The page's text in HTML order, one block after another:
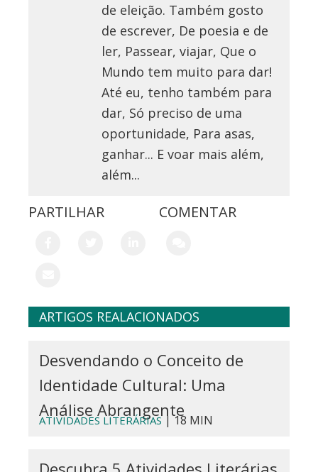
de eleição. Também gosto
de escrever, De poesia e de
ler, Passear, viajar, Que o
Mundo tem muito para dar!
Até eu, tenho também para
dar, Só preciso de uma
oportunidade, Para asas,
ganhar... E voar mais além,
além...
PARTILHAR COMENTAR
ARTIGOS REALACIONADOS
Desvendando o Conceito de
Identidade Cultural: Uma
Análise Abrangente
ATIVIDADES LITERÁRIAS| 18 MIN